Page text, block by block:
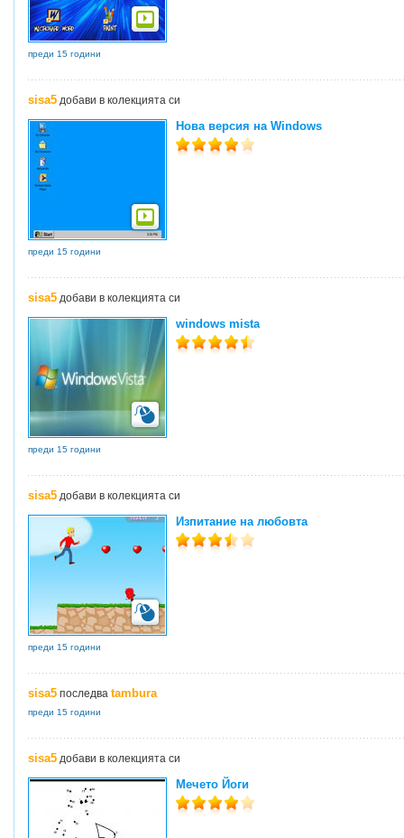
преди 15 години
sisa5 добави в колекцията си
Нова версия на Windows
преди 15 години
sisa5 добави в колекцията си
windows mista
преди 15 години
sisa5 добави в колекцията си
Изпитание на любовта
преди 15 години
sisa5 последва tambura
преди 15 години
sisa5 добави в колекцията си
Мечето Йоги